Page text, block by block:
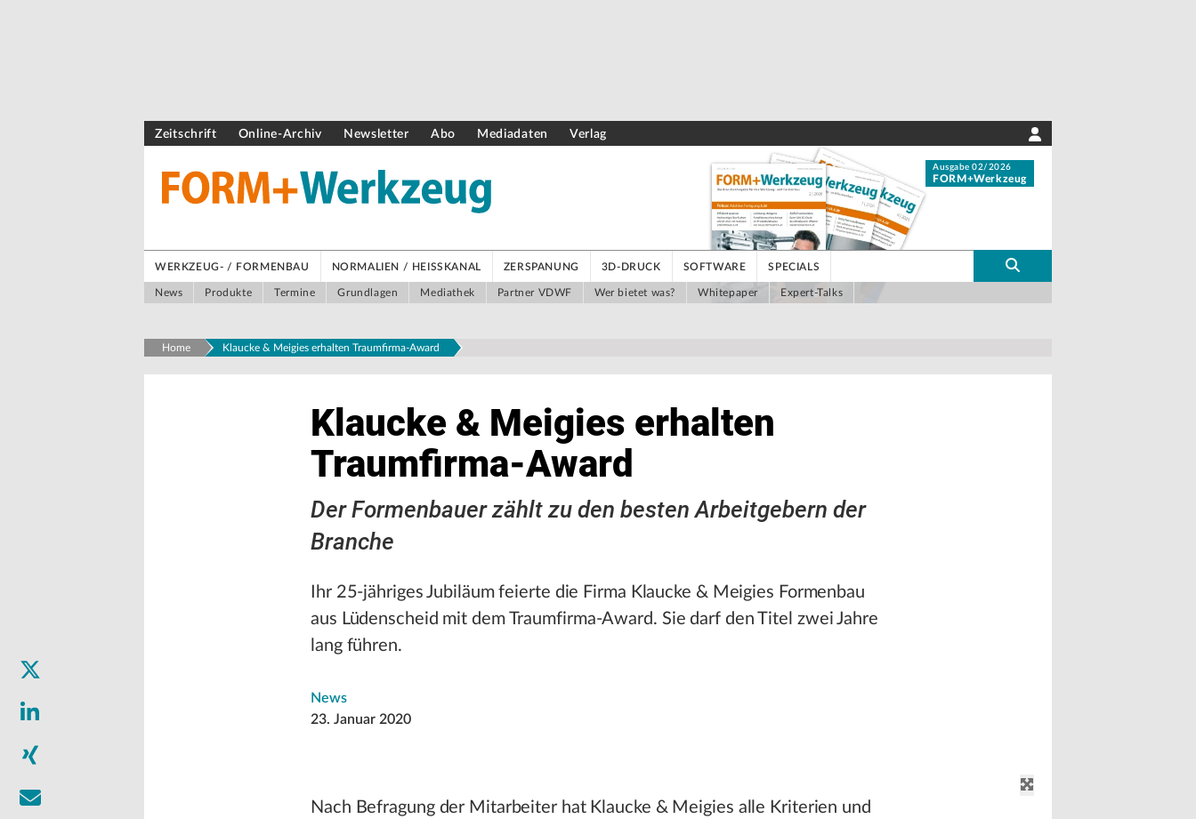
Zeitschrift Online-Archiv Newsletter Abo Mediadaten Verlag
Ausgabe 02/2026
FORM+Werkzeug
WERKZEUG- / FORMENBAU NORMALIEN / HEISSKANAL ZERSPANUNG 3D-DRUCK SOFTWARE SPECIALS
News Produkte Termine Grundlagen Mediathek Partner VDWF Wer bietet was? Whitepaper Expert-Talks
Home Klaucke & Meigies erhalten Traumfirma-Award
Klaucke & Meigies erhalten
Traumfirma-Award
Der Formenbauer zählt zu den besten Arbeitgebern der
Branche
Ihr 25-jähriges Jubiläum feierte die Firma Klaucke & Meigies Formenbau
aus Lüdenscheid mit dem Traumfirma-Award. Sie darf den Titel zwei Jahre
lang führen.
News
23. Januar 2020
Nach Befragung der Mitarbeiter hat Klaucke & Meigies alle Kriterien und